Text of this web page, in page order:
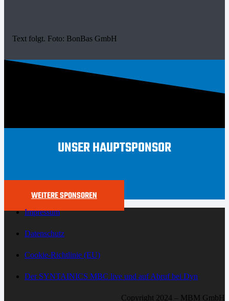
Text folgt. Foto: BonBas GmbH
UNSER HAUPTSPONSOR
WEITERE SPONSOREN
Impressum
Datenschutz
Cookie-Richtlinie (EU)
Der SYNTAINICS MBC live und auf Abruf bei Dyn
Copyright 2024 – MBM GmbH